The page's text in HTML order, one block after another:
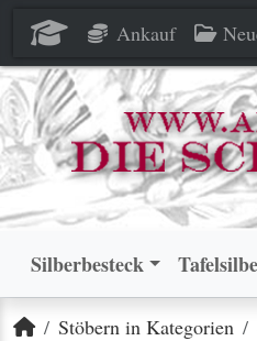
Ankauf
Silberbesteck
Startseite
Stöbern in Kategorien
WMF
WMF